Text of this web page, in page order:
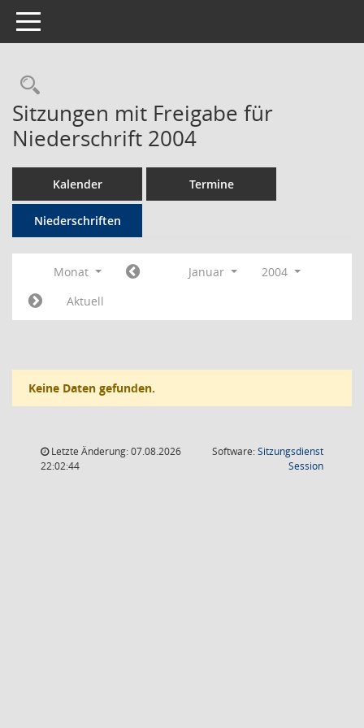
Toggle navigation
Rechercheauswahl
Sitzungen mit Freigabe für
Niederschrift 2004
Kalender Termine
Niederschriften
Monat Januar
2004
Aktuell
Keine Daten gefunden.
Letzte Änderung: 07.08.2026
22:02:44
Software:Sitzungsdienst
Session(Wird in